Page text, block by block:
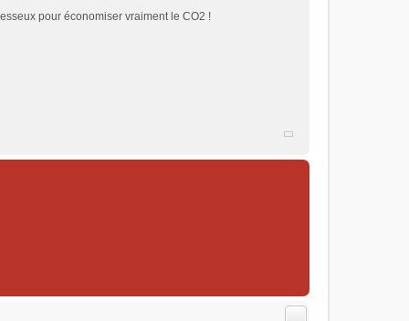
pour économiser vraiment le CO2 !
Citer